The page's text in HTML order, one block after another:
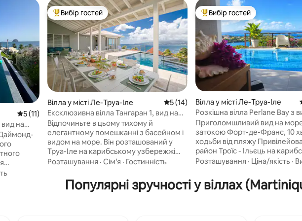
Середня оцінка: 5 з 5, відгуки: 11
5 (11)
вид на
на
Топ вибір гостей
Вибір гостей
Вілла у місті Ле-Труа-Іле Середня оцінка: 5 з 5, відгуки: 14
5 (14)
Ексклюзивна вілла Тангаран 1, вид на
Карибське море
Відпочиньте в цьому тихому й
елегантному помешканні з басейном і
видом на море. Він розташований у
Труа-Іле на карибському узбережжі
Мартиніки, і звідси відкривається
Франс. Вілла розташована в лісі, поруч
із ресторанами, магазинами та місцями
Розташування · Сім’я · Гостинність
Топ вибір гостей
Вибір гостей
Вілла у місті Ле-Труа-Іле
Розкішна вілла Perlane Bay з
море та басейном з підігрівом
Приголомшливий вид на
затокою Форт-де-Франс, 10
ходьби від пляжу
район Троїс - Ільєць на
узбережжі Ідеальне
Пишний сад, панорамний
підігрівом, ця дружня вілла
Розташування · Ціна/якість ·
Популярні зручності у віллах